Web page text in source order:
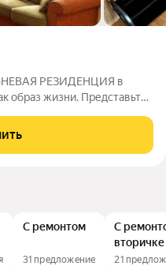
РЕЗИДЕНЦИЯ в
образ жизни. Представьте
квартиры 161,2 м типа
С ремонтом
31 предложение
С
вторичке
21